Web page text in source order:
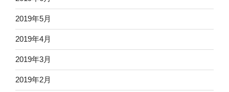
2019年5月
2019年4月
2019年3月
2019年2月